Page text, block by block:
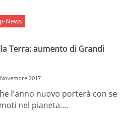
News
Terra: aumento di Grandi
2017
l'anno nuovo porterà con se
nel pianeta.…